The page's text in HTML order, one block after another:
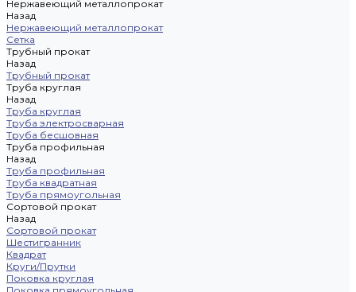
Нержавеющий металлопрокат
Назад
Нержавеющий металлопрокат
Сетка
Трубный прокат
Назад
Трубный прокат
Труба круглая
Назад
Труба круглая
Труба электросварная
Труба бесшовная
Труба профильная
Назад
Труба профильная
Труба квадратная
Труба прямоугольная
Сортовой прокат
Назад
Сортовой прокат
Шестигранник
Квадрат
Круги/Прутки
Поковка круглая